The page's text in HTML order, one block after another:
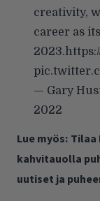
creativity,
career as
2023.
— Gary
2022
Lue myös: Tilaa
kahvitauolla
uutiset ja